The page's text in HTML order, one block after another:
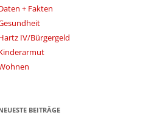
+ Fakten
IV/Bürgergeld
BEITRÄGE